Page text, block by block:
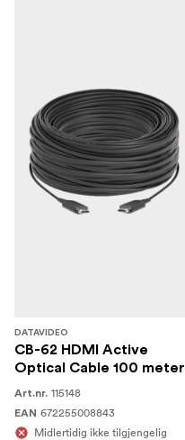
DATAVIDEO
CB-62 HDMI Active
Optical Cable 100 meter
Art.nr. 115148
EAN 672255008843
Midlertidig ikke tilgjengelig